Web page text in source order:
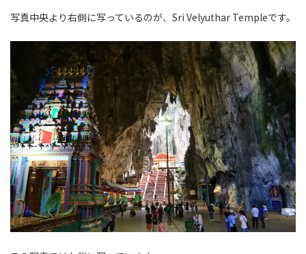
写真中央より右側に写っているのが、Sri Velyuthar Templeです。